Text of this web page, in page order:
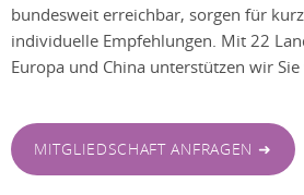
bundesweit erreichbar, sorgen für
individuelle Empfehlungen. Mit 22
Europa und China unterstützen wir Sie
MITGLIEDSCHAFT ANFRAGEN ➜